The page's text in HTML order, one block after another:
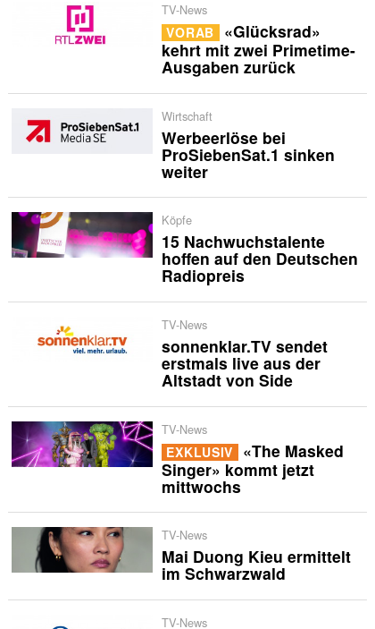
TV-News
VORAB «Glücksrad»
kehrt mit zwei Primetime-
Ausgaben zurück
Wirtschaft
Werbeerlöse bei
ProSiebenSat.1 sinken
weiter
Köpfe
15 Nachwuchstalente
hoffen auf den Deutschen
Radiopreis
TV-News
sonnenklar.TV sendet
erstmals live aus der
Altstadt von Side
TV-News
EXKLUSIV «The Masked
Singer» kommt jetzt
mittwochs
TV-News
Mai Duong Kieu ermittelt
im Schwarzwald
TV-News